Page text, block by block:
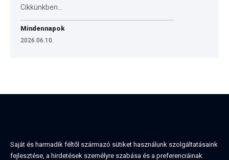
Cikkünkben…
Mindennapok
2026.06.10.
Saját és harmadik féltől származó sütiket használunk szolgáltatásaink
fejlesztése, a hirdetések személyre szabása és a preferenciáinak